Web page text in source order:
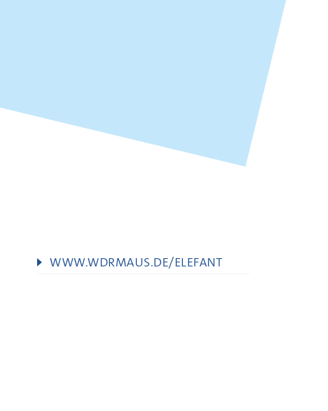
WWW.WDRMAUS.DE/ELEFANT